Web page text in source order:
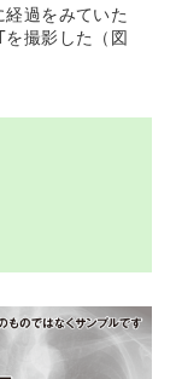
過をみていた
撮影した（図